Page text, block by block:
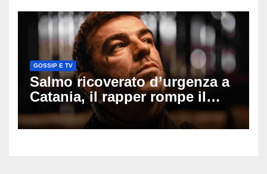
GOSSIP E TV
Salmo ricoverato d’urgenza a
Catania, il rapper rompe il
silenzio dopo la notte in
ospedale: come sta e cosa